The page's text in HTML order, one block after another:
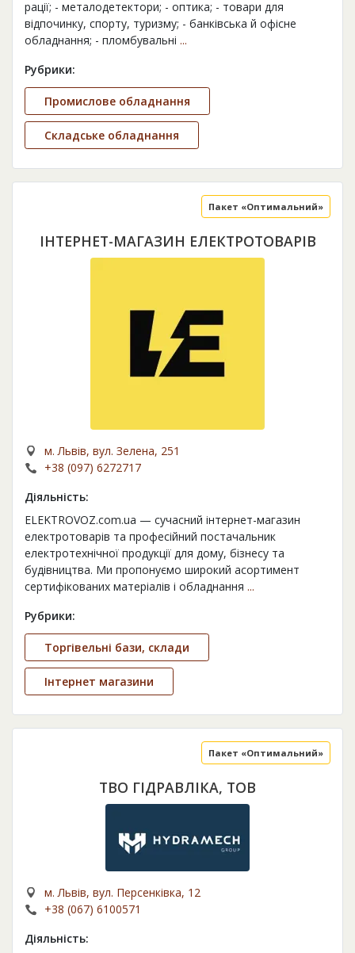
рації; - металодетектори; - оптика; - товари для
відпочинку, спорту, туризму; - банківська й офісне
обладнання; - пломбувальні ...
Рубрики:
Промислове обладнання
Складське обладнання
ІНТЕРНЕТ-МАГАЗИН ЕЛЕКТРОТОВАРІВ
Пакет «Оптимальний»
м. Львів, вул. Зелена, 251
+38 (097) 6272717
Діяльність:
ELEKTROVOZ.com.ua — сучасний інтернет-магазин
електротоварів та професійний постачальник
електротехнічної продукції для дому, бізнесу та
будівництва. Ми пропонуємо широкий асортимент
сертифікованих матеріалів і обладнання ...
Рубрики:
Торгівельні бази, склади
Інтернет магазини
ТВО ГІДРАВЛІКА, ТОВ
Пакет «Оптимальний»
м. Львів, вул. Персенківка, 12
+38 (067) 6100571
Діяльність: